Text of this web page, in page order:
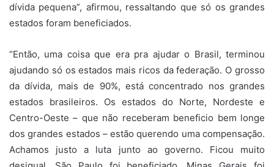
dívida pequena”, afirmou, ressaltando que só os grandes
estados foram beneficiados.
“Então, uma coisa que era pra ajudar o Brasil, terminou
ajudando só os estados mais ricos da federação. O grosso
da dívida, mais de 90%, está concentrado nos grandes
estados brasileiros. Os estados do Norte, Nordeste e
Centro-Oeste – que não receberam beneficio bem longe
dos grandes estados – estão querendo uma compensação.
Achamos justo a luta junto ao governo. Ficou muito